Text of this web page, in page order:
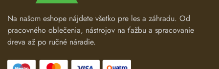
Na našom eshope nájdete všetko pre les a záhradu. Od
pracovného oblečenia, nástrojov na ťažbu a spracovanie
dreva až po ručné náradie.